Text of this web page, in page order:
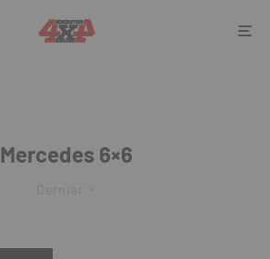
Mercedes 6×6